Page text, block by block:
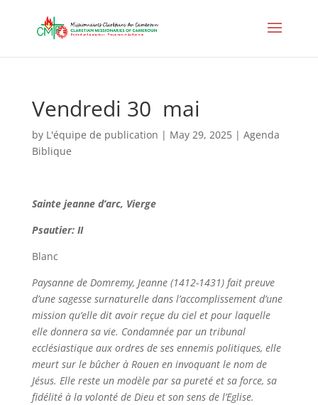
Vendredi 30 mai
by L'équipe de publication | May 29, 2025| Agenda
Biblique
Sainte jeanne d’arc, Vierge
Psautier: II
Blanc
Paysanne de Domremy, Jeanne (1412-1431) fait preuve
d’une sagesse surnaturelle dans l’accomplissement d’une
mission qu’elle dit avoir reçue du ciel et pour laquelle
elle donnera sa vie. Condamnée par un tribunal
ecclésiastique aux ordres de ses ennemis politiques, elle
meurt sur le bûcher à Rouen en invoquant le nom de
Jésus. Elle reste un modèle par sa pureté et sa force, sa
fidélité à la volonté de Dieu et son sens de l’Eglise.